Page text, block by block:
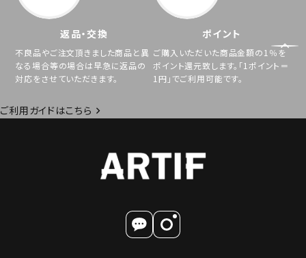
返品・交換
不良品やご注文頂きました商品と異
なる場合等の場合は早急に返品の
対応をさせていただきます。
ポイント
ご購入いただいた商品金額の1％を
ポイント還元致します。「1ポイント＝
1円」でご利用可能です。
ご利用ガイドはこちら